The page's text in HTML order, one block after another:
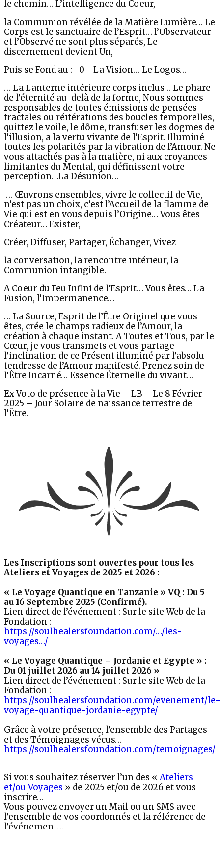
le chemin… L’intelligence du Coeur,
la Communion révélée de la Matière Lumière… Le
Corps est le sanctuaire de l’Esprit… l’Observateur
et l’Observé ne sont plus séparés, Le
discernement devient Un,
Puis se Fond au : -0- La Vision… Le Logos…
… La Lanterne intérieure corps inclus… Le phare
de l’éternité au-delà de la forme, Nous sommes
responsables de toutes émissions de pensées
fractales ou réitérations des boucles temporelles,
quittez le voile, le dôme, transfuser les dogmes de
l’illusion, a la vertu vivante de l’Esprit. Illuminé
toutes les polarités par la vibration de l’Amour. Ne
vous attachés pas à la matière, ni aux croyances
limitantes du Mental, qui définissent votre
perception…La Désunion…
… Œuvrons ensembles, vivre le collectif de Vie,
n’est pas un choix, c’est l’Accueil de la flamme de
Vie qui est en vous depuis l’Origine… Vous êtes
Créateur… Exister,
Créer, Diffuser, Partager, Échanger, Vivez
la conversation, la rencontre intérieur, la
Communion intangible.
A Coeur du Feu Infini de l’Esprit… Vous êtes… La
Fusion, l’Impermanence…
… La Source, Esprit de l’Être Originel que vous
êtes, crée le champs radieux de l’Amour, la
création à chaque instant. A Toutes et Tous, par le
Cœur, je vous transmets et vous partage
l’inclination de ce Présent illuminé par l’absolu
tendresse de l’Amour manifesté. Prenez soin de
l’Être Incarné… Essence Éternelle du vivant…
Ex Voto de présence à la Vie – LB – Le 8 Février
2025 – Jour Solaire de naissance terrestre de
l’Être.
Les Inscriptions sont ouvertes pour tous les
Ateliers et Voyages de 2025 et 2026 :
« Le Voyage Quantique en Tanzanie » VQ : Du 5
au 16 Septembre 2025 (Confirmé).
Lien direct de l’événement : Sur le site Web de la
Fondation :
https://soulhealersfoundation.com/…/les-
voyages…/
« Le Voyage Quantique – Jordanie et Egypte » :
Du 01 juillet 2026 au 14 juillet 2026 »
Lien direct de l’événement : Sur le site Web de la
Fondation :
https://soulhealersfoundation.com/evenement/le-
voyage-quantique-jordanie-egypte/
Grâce à votre présence, l’ensemble des Partages
et des Témoignages vécus…
https://soulhealersfoundation.com/temoignages/
Si vous souhaitez réserver l’un des «Ateliers
et/ou Voyages » de 2025 et/ou de 2026 et vous
inscrire…
Vous pouvez envoyer un Mail ou un SMS avec
l’ensemble de vos coordonnés et la référence de
l’événement…